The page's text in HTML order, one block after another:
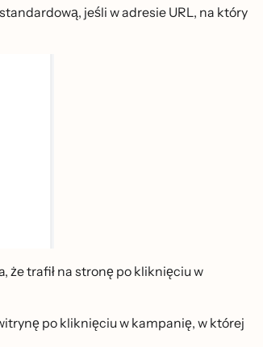
jeśli w adresie URL, na który
że trafił na stronę po kliknięciu w
po kliknięciu w kampanię, w której